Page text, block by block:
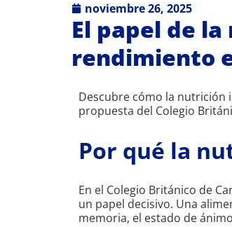
noviembre 26, 2025
El papel de
rendimiento
Descubre cómo la nutrición
propuesta del Colegio
Por qué la
En el Colegio Británico de
un papel decisivo. Una
memoria, el estado de